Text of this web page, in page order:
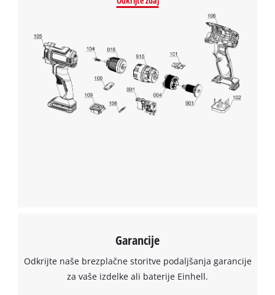
potrebujemo vaše soglasje!
This content is not permitted to load due
to trackers that are not disclosed to the
visitor. The website owner needs to setup
the site with their CMP to add this content
to the list of technologies used.
Powered byUsercentrics Consent
Garancije
Odkrijte naše brezplačne storitve podaljšanja garancije
za vaše izdelke ali baterije Einhell.